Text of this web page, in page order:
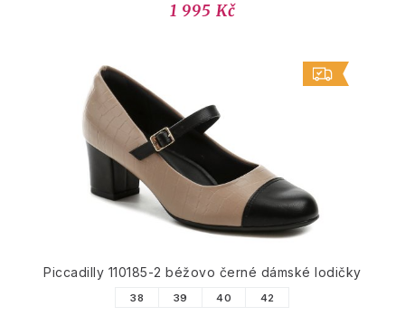
1 995 Kč
Piccadilly 110185-2 béžovo černé dámské lodičky
38 39 40 42